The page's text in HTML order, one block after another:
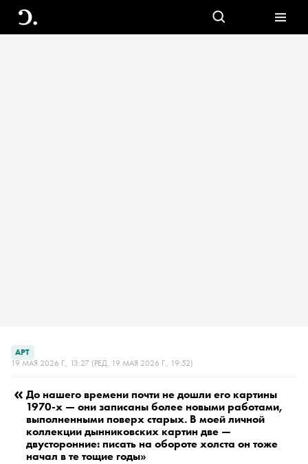
АРТ
19 МАЯ 2026 Г., 13:27 (РЕД. 19 МАЯ 2026 Г., 19:52)
« До нашего времени почти не дошли его картины
1970-х — они записаны более новыми работами,
выполненными поверх старых. В моей личной
коллекции дынниковских картин две —
двусторонние: писать на обороте холста он тоже
начал в те тощие годы»